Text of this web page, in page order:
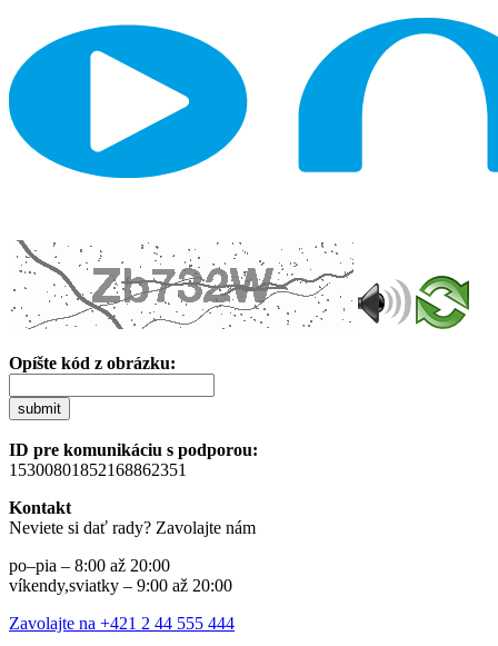
Opíšte kód z obrázku:
submit
ID pre komunikáciu s podporou:
15300801852168862351
Kontakt
Neviete si dať rady? Zavolajte nám
po–pia – 8:00 až 20:00
víkendy,sviatky – 9:00 až 20:00
Zavolajte na +421 2 44 555 444